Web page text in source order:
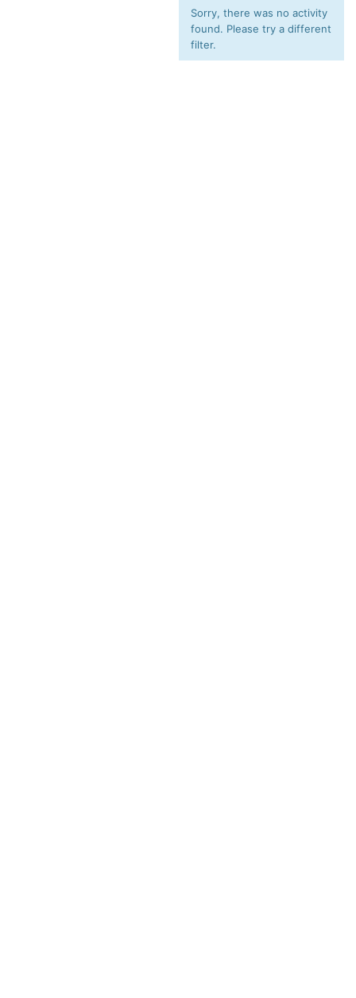
Sorry, there was no activity
found. Please try a different
filter.